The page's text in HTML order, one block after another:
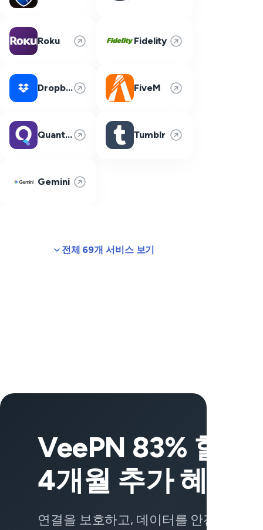
Roku Fidelity
Dropbox FiveM
Quantum Fiber Tumblr
Gemini
전체 69개 서비스 보기
VeePN 83% 할인
4개월 추가 혜택
연결을 보호하고, 데이터를 안전하게 유